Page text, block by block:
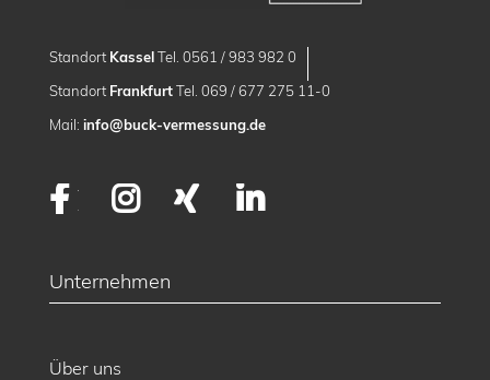
Standort KasselTel. 0561 / 983 982 0
Standort FrankfurtTel. 069 / 677 275 11-0
Mail: info@buck-vermessung.de
FacebookInstagram
XING
Unternehmen
Über uns